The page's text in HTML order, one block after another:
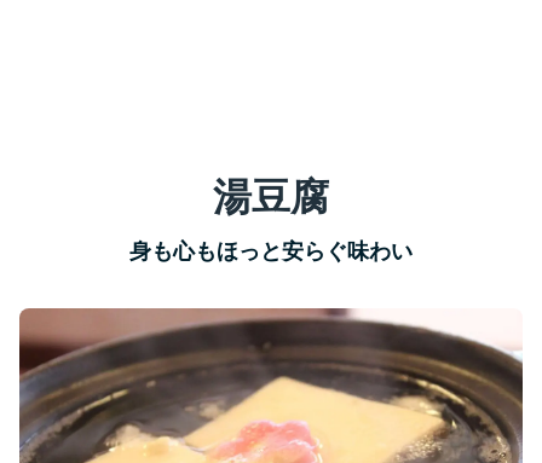
湯豆腐
身も心もほっと安らぐ味わい